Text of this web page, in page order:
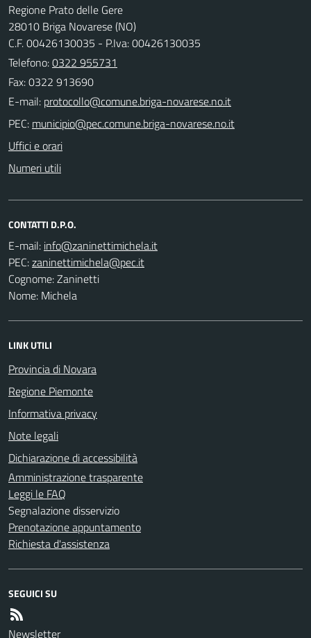
Regione Prato delle Gere
28010 Briga Novarese (NO)
C.F. 00426130035 - P.Iva: 00426130035
Telefono:0322 955731
Fax: 0322 913690
E-mail:
PEC:
Uffici e orari
Numeri utili
CONTATTI D.P.O.
E-mail:
PEC:
Cognome: Zaninetti
Nome: Michela
LINK UTILI
Provincia di Novara
Regione Piemonte
Informativa privacy
Note legali
Dichiarazione di accessibilità
Amministrazione trasparente
Leggi le FAQ
Segnalazione disservizio
Prenotazione appuntamento
Richiesta d'assistenza
SEGUICI SU
Newsletter